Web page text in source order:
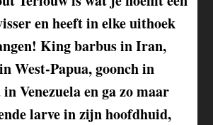
en heeft in elke uithoek
King barbus in Iran,
West-Papua, goonch in
Venezuela en ga zo maar
larve in zijn hoofdhuid,